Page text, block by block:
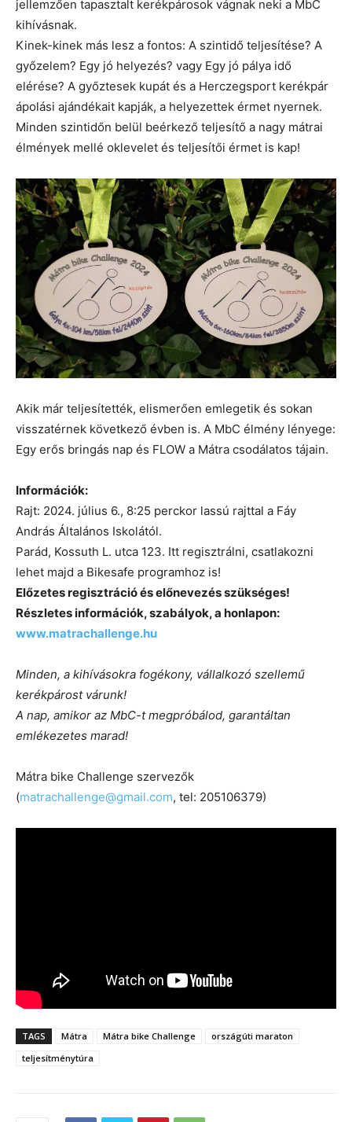
jellemzően tapasztalt kerékpárosok vágnak neki a MbC
kihívásnak.
Kinek-kinek más lesz a fontos: A szintidő teljesítése? A
győzelem? Egy jó helyezés? vagy Egy jó pálya idő
elérése? A győztesek kupát és a Herczegsport kerékpár
ápolási ajándékait kapják, a helyezettek érmet nyernek.
Minden szintidőn belül beérkező teljesítő a nagy mátrai
élmények mellé oklevelet és teljesítői érmet is kap!
Akik már teljesítették, elismerően emlegetik és sokan
visszatérnek következő évben is. A MbC élmény lényege:
Egy erős bringás nap és FLOW a Mátra csodálatos tájain.
Információk:
Rajt: 2024. július 6., 8:25 perckor lassú rajttal a Fáy
András Általános Iskolától.
Parád, Kossuth L. utca 123. Itt regisztrálni, csatlakozni
lehet majd a Bikesafe programhoz is!
Előzetes regisztráció és előnevezés szükséges!
Részletes információk, szabályok, a honlapon:
www.matrachallenge.hu
Minden, a kihívásokra fogékony, vállalkozó szellemű
kerékpárost várunk!
A nap, amikor az MbC-t megpróbálod, garantáltan
emlékezetes marad!
Mátra bike Challenge szervezők
(matrachallenge@gmail.com, tel: 205106379)
TAGS Mátra Mátra bike Challenge
országúti maraton
teljesítménytúra